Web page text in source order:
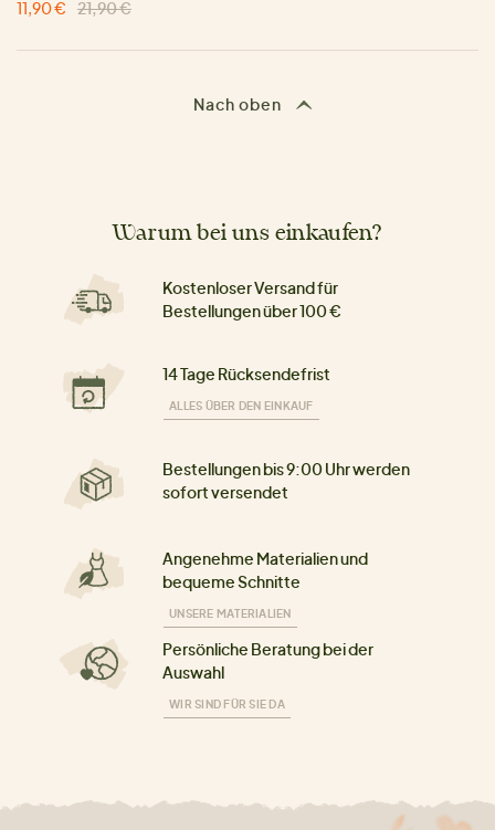
11,90 €
21,90 €
Nach oben
Warum bei uns einkaufen?
Kostenloser Versand für
Bestellungen über 100 €
14 Tage Rücksendefrist
ALLES ÜBER DEN EINKAUF
Bestellungen bis 9:00 Uhr werden
sofort versendet
Angenehme Materialien und
bequeme Schnitte
UNSERE MATERIALIEN
Persönliche Beratung bei der
Auswahl
WIR SIND FÜR SIE DA